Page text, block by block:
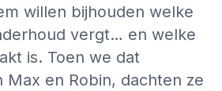
willen bijhouden welke
vergt… en welke
is. Toen we dat
Max en Robin, dachten ze